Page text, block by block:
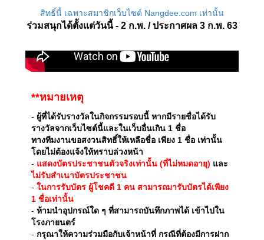
สิทธิ์นี้ เฉพาะสมาชิกเว็บไซต์ Nangdee.com เท่านั้น
ร่วมสนุกได้ตั้งแต่วันนี้ - 2 ก.พ. / ประกาศผล 3 ก.พ. 63
**หมายเหตุ
- ผู้ที่ได้รับรางวัลในกิจกรรมรอบนี้ หากมีรายชื่อได้รับ
รางวัลจากเว็บไซต์นี้และในเว็บอื่นเกิน 1 ชื่อ
ทางทีมงานขอสงวนสิทธิ์ให้เหลือชื่อ เพียง 1 ชื่อ เท่านั้น
โดยไม่ต้องแจ้งให้ทราบล่วงหน้า
- แสดงบัตรประชาชนตัวจริงเท่านั้น (ที่ไม่หมดอายุ) และ
ไม่รับสำเนาบัตรประชาชน
- ในการรับบัตร ผู้โชคดี 1 คน สามารถมารับบัตรได้เพียง
1 ชื่อเท่านั้น
- ห้ามนำอุปกรณ์ใด ๆ ที่สามารถบันทึกภาพได้ เข้าไปใน
โรงภายนตร์
- กรุณาให้ความร่วมมือกับเจ้าหน้าที่ กรณีที่ต้องมีการฝาก